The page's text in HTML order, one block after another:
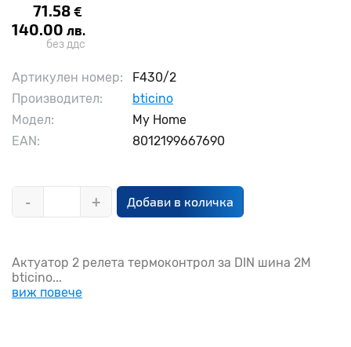
71.58 €
140.00 лв.
без ддс
Артикулен номер:
F430/2
Производител:
bticino
Модел:
My Home
EAN:
8012199667690
- + Добави в количка
Актуатор 2 релета термоконтрол за DIN шина 2М
bticino...
виж повече